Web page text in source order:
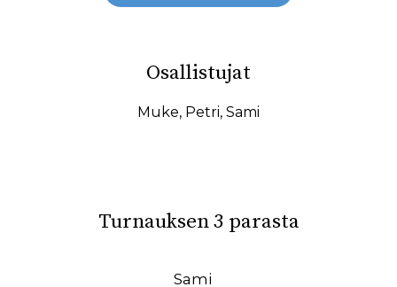
22.02.2026
19.02.2026
31.01.2026
27.01.2026
19.01.2026
17.01.2026
Osallistujat
Muke, Petri, Sami
Turnauksen 3 parasta
Sami